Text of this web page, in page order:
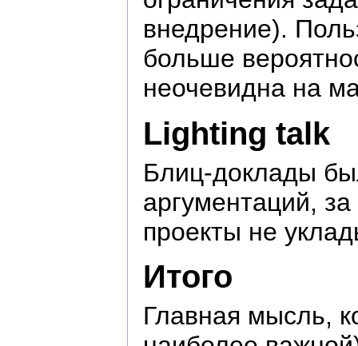
внедрение).
больше
неочевидна на
Lighting talk
Блиц-доклады
аргументаций,
проекты не
Итого
Главная мысль,